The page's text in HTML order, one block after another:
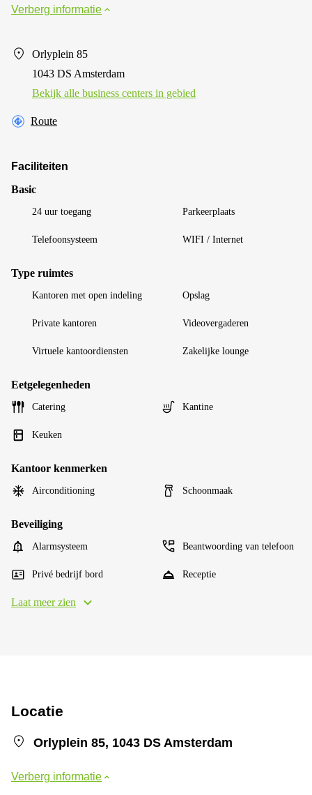
Verberg informatie
Orlyplein 85
1043 DS Amsterdam
Bekijk alle business centers in gebied
Route
Faciliteiten
Basic
24 uur toegang Parkeerplaats
Telefoonsysteem WIFI / Internet
Type ruimtes
Kantoren met open indeling Opslag
Private kantoren Videovergaderen
Virtuele kantoordiensten Zakelijke lounge
Eetgelegenheden
Catering Kantine
Keuken
Kantoor kenmerken
Airconditioning Schoonmaak
Beveiliging
Alarmsysteem Beantwoording van telefoon
Privé bedrijf bord Receptie
Laat meer zien
Locatie
Orlyplein 85, 1043 DS Amsterdam
Verberg informatie